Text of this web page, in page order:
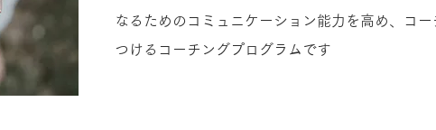
なるためのコミュニケーション能力を高め、コ
つけるコーチングプログラムです